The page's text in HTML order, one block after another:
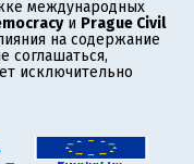
международных
и Prague Civil
на содержание
соглашаться,
исключительно